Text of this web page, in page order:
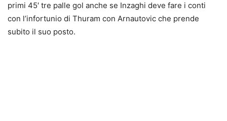
primi 45′ tre palle gol anche se Inzaghi deve fare i conti
con l’infortunio di Thuram con Arnautovic che prende
subito il suo posto.